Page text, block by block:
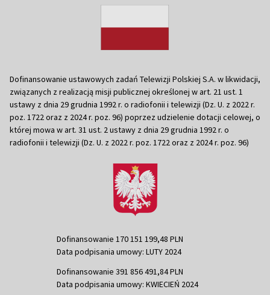
Dofinansowanie ustawowych zadań Telewizji Polskiej S.A. w likwidacji,
związanych z realizacją misji publicznej określonej w art. 21 ust. 1
ustawy z dnia 29 grudnia 1992 r. o radiofonii i telewizji (Dz. U. z 2022 r.
poz. 1722 oraz z 2024 r. poz. 96) poprzez udzielenie dotacji celowej, o
której mowa w art. 31 ust. 2 ustawy z dnia 29 grudnia 1992 r. o
radiofonii i telewizji (Dz. U. z 2022 r. poz. 1722 oraz z 2024 r. poz. 96)
Dofinansowanie 170 151 199,48 PLN
Data podpisania umowy: LUTY 2024
Dofinansowanie 391 856 491,84 PLN
Data podpisania umowy: KWIECIEŃ 2024